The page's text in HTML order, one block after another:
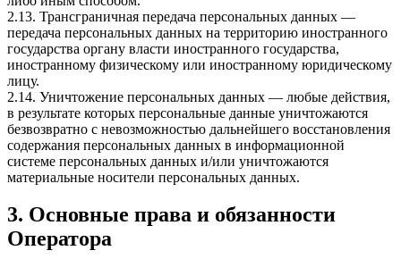
2.13. Трансграничная передача персональных данных —
передача персональных данных на территорию иностранного
государства органу власти иностранного государства,
иностранному физическому или иностранному юридическому
лицу.
2.14. Уничтожение персональных данных — любые действия,
в результате которых персональные данные уничтожаются
безвозвратно с невозможностью дальнейшего восстановления
содержания персональных данных в информационной
системе персональных данных и/или уничтожаются
материальные носители персональных данных.
3. Основные права и обязанности
Оператора